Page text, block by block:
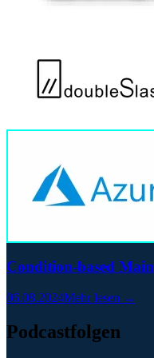
Condition-based
06.08.2024Mehr lesen →
Podcastfolgen